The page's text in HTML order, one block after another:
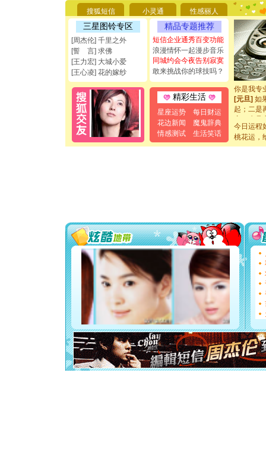
搜狐短信 小灵通 性感丽人
三星图铃专区
[周杰伦] 千里之外
[誓 言] 求佛
[王力宏] 大城小爱
[王心凌] 花的嫁纱
精品专题推荐
短信企业通秀百变功能
浪漫情怀一起漫步音乐
同城约会今夜告别寂寞
敢来挑战你的球技吗？
精彩生活
星座运势
每日财运
花边新闻
魔鬼辞典
情感测试
生活笑话
要平安！
[圣诞节]
能正大光
都要快乐
[圣诞节]
如意,快
[元旦]看
断电。爱
你是我专
[元旦] 如
起；二是
离。水
[元旦]当
泣，这痛
卖了。水
你太多，
要平安
[圣诞节]
能正大
都要快乐
[圣诞节]
如意,快
[元旦]
看
断电。
你是我
[元旦]如
起；二是
离。水晶
[元旦]当
泣，这痛
今日运程
桃花运，